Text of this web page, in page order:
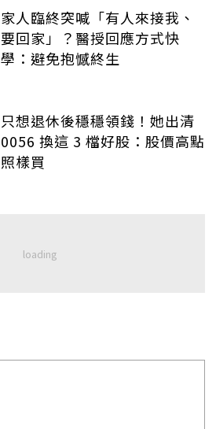
家人臨終突喊「有人來接我、
要回家」？醫授回應方式快
學：避免抱憾終生
只想退休後穩穩領錢！她出清
0056 換這 3 檔好股：股價高點
照樣買